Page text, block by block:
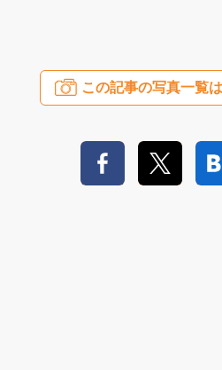
この記事の写真一覧